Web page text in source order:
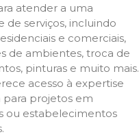
atender a uma
de serviços, incluindo
e comerciais,
de ambientes, troca de
pinturas e muito mais.
acesso à expertise
para projetos em
ou estabelecimentos